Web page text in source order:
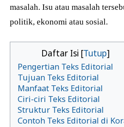
masalah. Isu atau masalah
politik, ekonomi atau sosial.
Daftar Isi [Tutup]
Pengertian Teks Editorial
Tujuan Teks Editorial
Manfaat Teks Editorial
Ciri-ciri Teks Editorial
Struktur Teks Editorial
Contoh Teks Editorial di